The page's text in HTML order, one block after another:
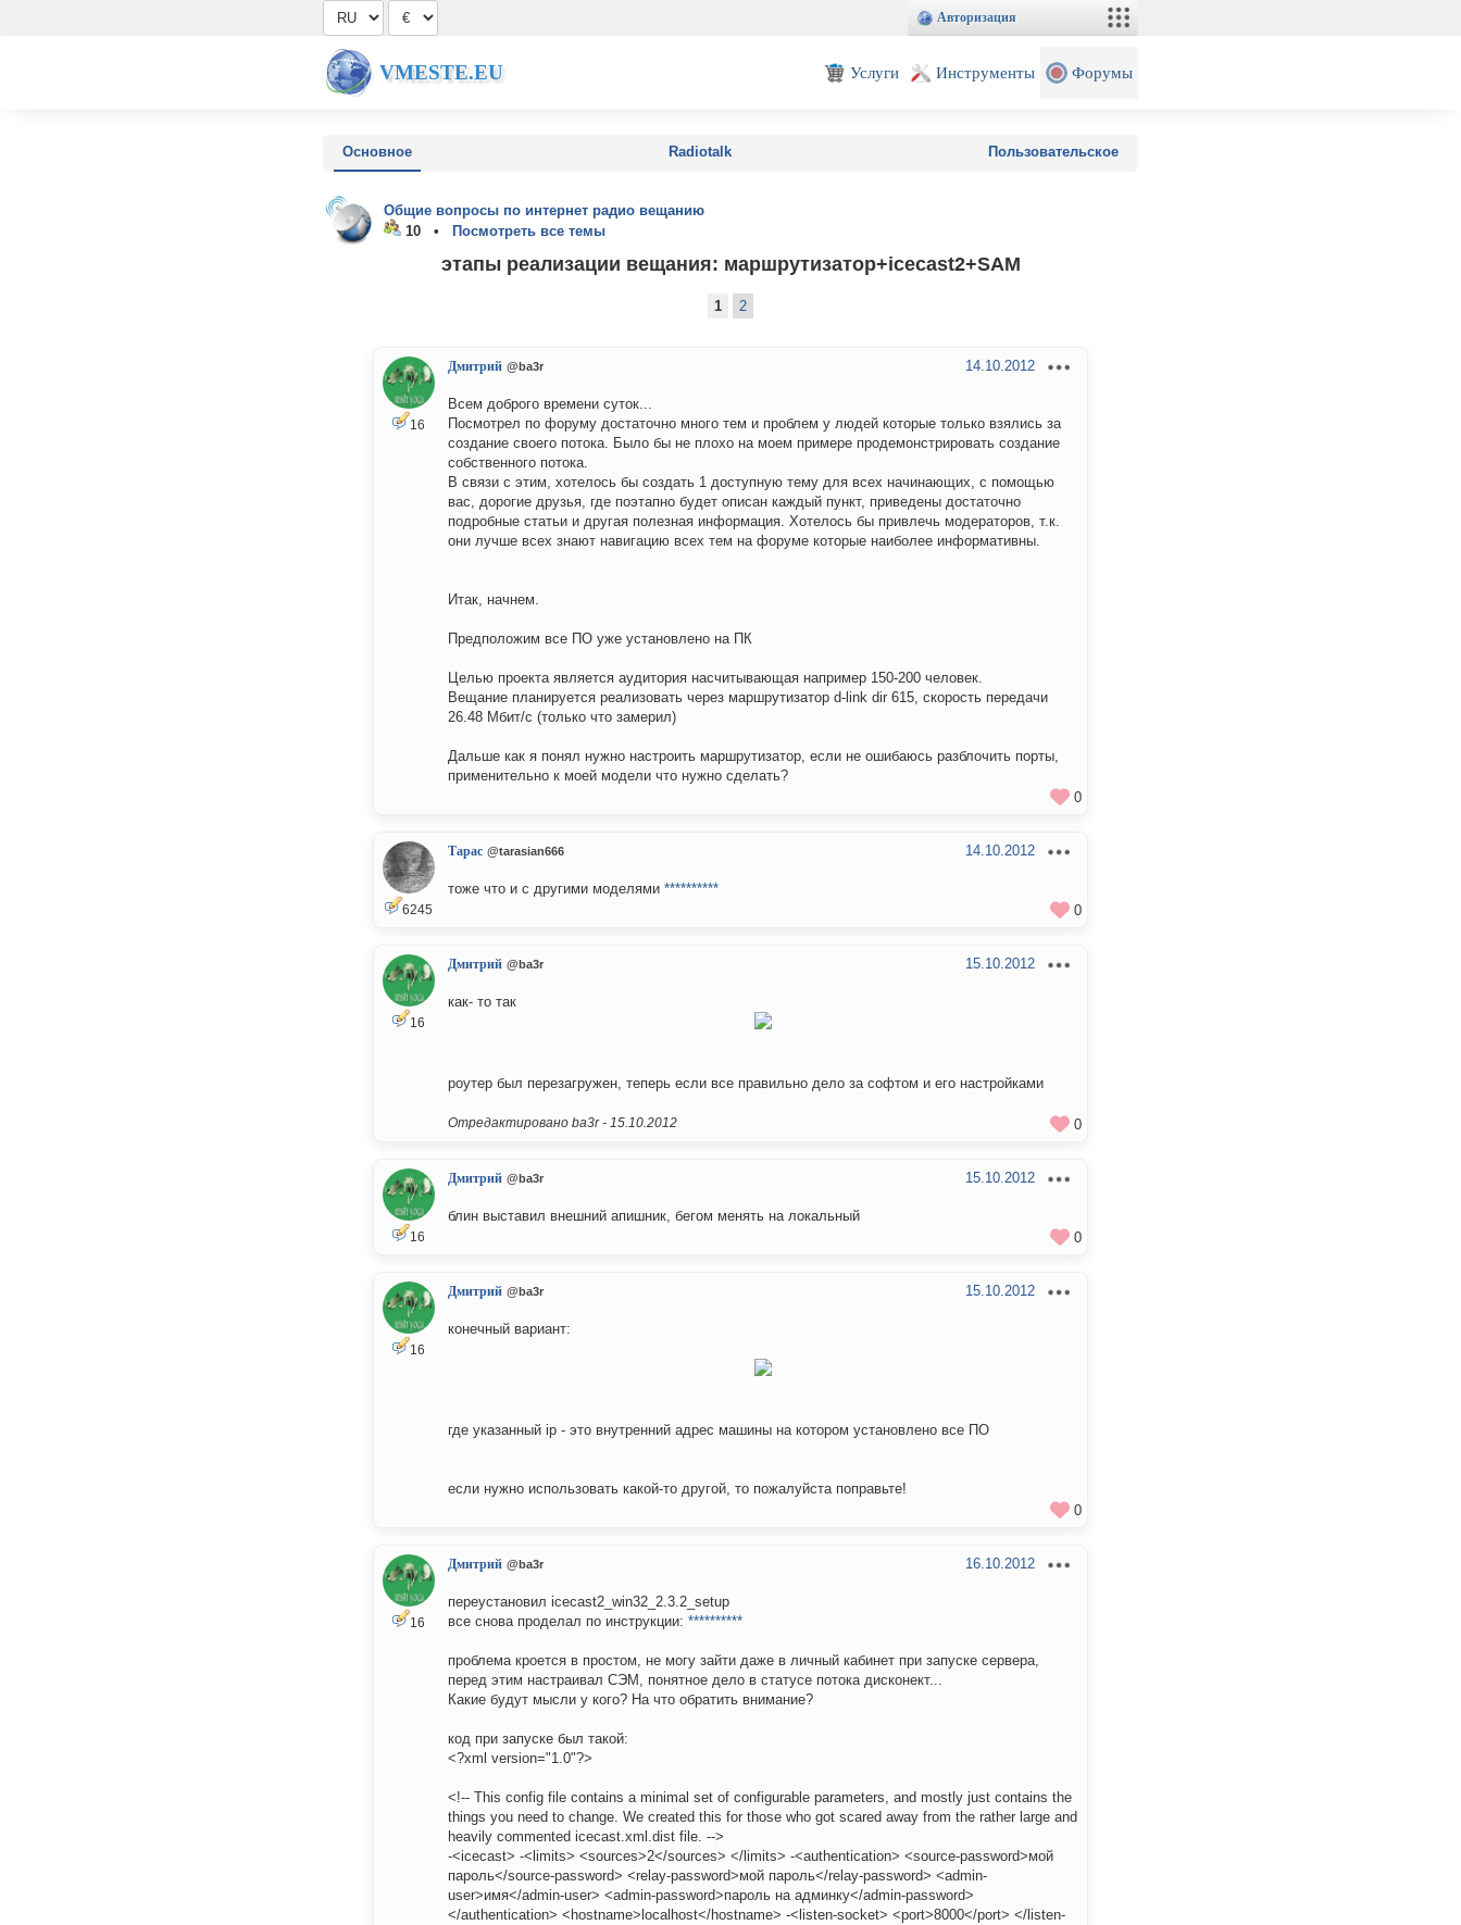
Авторизация
VMESTE.EU Услуги Инструменты Форумы
Основное Radiotalk Пользовательское
Общие вопросы по интернет радио вещанию
10 •
Посмотреть все темы
этапы реализации вещания: маршрутизатор+icecast2+SAM
1 2
16
Дмитрий @ba3r 14.10.2012
Всем доброго времени суток...
Посмотрел по форуму достаточно много тем и проблем у людей которые только взялись за
создание своего потока. Было бы не плохо на моем примере продемонстрировать создание
собственного потока.
В связи с этим, хотелось бы создать 1 доступную тему для всех начинающих, с помощью
вас, дорогие друзья, где поэтапно будет описан каждый пункт, приведены достаточно
подробные статьи и другая полезная информация. Хотелось бы привлечь модераторов, т.к.
они лучше всех знают навигацию всех тем на форуме которые наиболее информативны.
Итак, начнем.
Предположим все ПО уже установлено на ПК
Целью проекта является аудитория насчитывающая например 150-200 человек.
Вещание планируется реализовать через маршрутизатор d-link dir 615, скорость передачи
26.48 Мбит/с (только что замерил)
Дальше как я понял нужно настроить маршрутизатор, если не ошибаюсь разблочить порты,
применительно к моей модели что нужно сделать?
0
6245
Тарас @tarasian666 14.10.2012
тоже что и с другими моделями **********
0
16
Дмитрий @ba3r 15.10.2012
как- то так
роутер был перезагружен, теперь если все правильно дело за софтом и его настройками
Отредактировано ba3r - 15.10.2012 0
16
Дмитрий @ba3r 15.10.2012
блин выставил внешний апишник, бегом менять на локальный
0
16
Дмитрий @ba3r 15.10.2012
конечный вариант:
где указанный ip - это внутренний адрес машины на котором установлено все ПО
если нужно использовать какой-то другой, то пожалуйста поправьте!
0
16
Дмитрий @ba3r 16.10.2012
переустановил icecast2_win32_2.3.2_setup
все снова проделал по инструкции: **********
проблема кроется в простом, не могу зайти даже в личный кабинет при запуске сервера,
перед этим настраивал СЭМ, понятное дело в статусе потока дисконект...
Какие будут мысли у кого? На что обратить внимание?
код при запуске был такой:
<?xml version="1.0"?>
<!-- This config file contains a minimal set of configurable parameters, and mostly just contains the
things you need to change. We created this for those who got scared away from the rather large and
heavily commented icecast.xml.dist file. -->
-<icecast> -<limits> <sources>2</sources> </limits> -<authentication> <source-password>мой
пароль</source-password> <relay-password>мой пароль</relay-password> <admin-
user>имя</admin-user> <admin-password>пароль на админку</admin-password>
</authentication> <hostname>localhost</hostname> -<listen-socket> <port>8000</port> </listen-